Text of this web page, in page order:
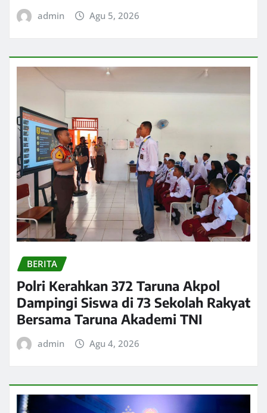
admin Agu 5, 2026
BERITA
Polri Kerahkan 372 Taruna Akpol
Dampingi Siswa di 73 Sekolah Rakyat
Bersama Taruna Akademi TNI
admin Agu 4, 2026